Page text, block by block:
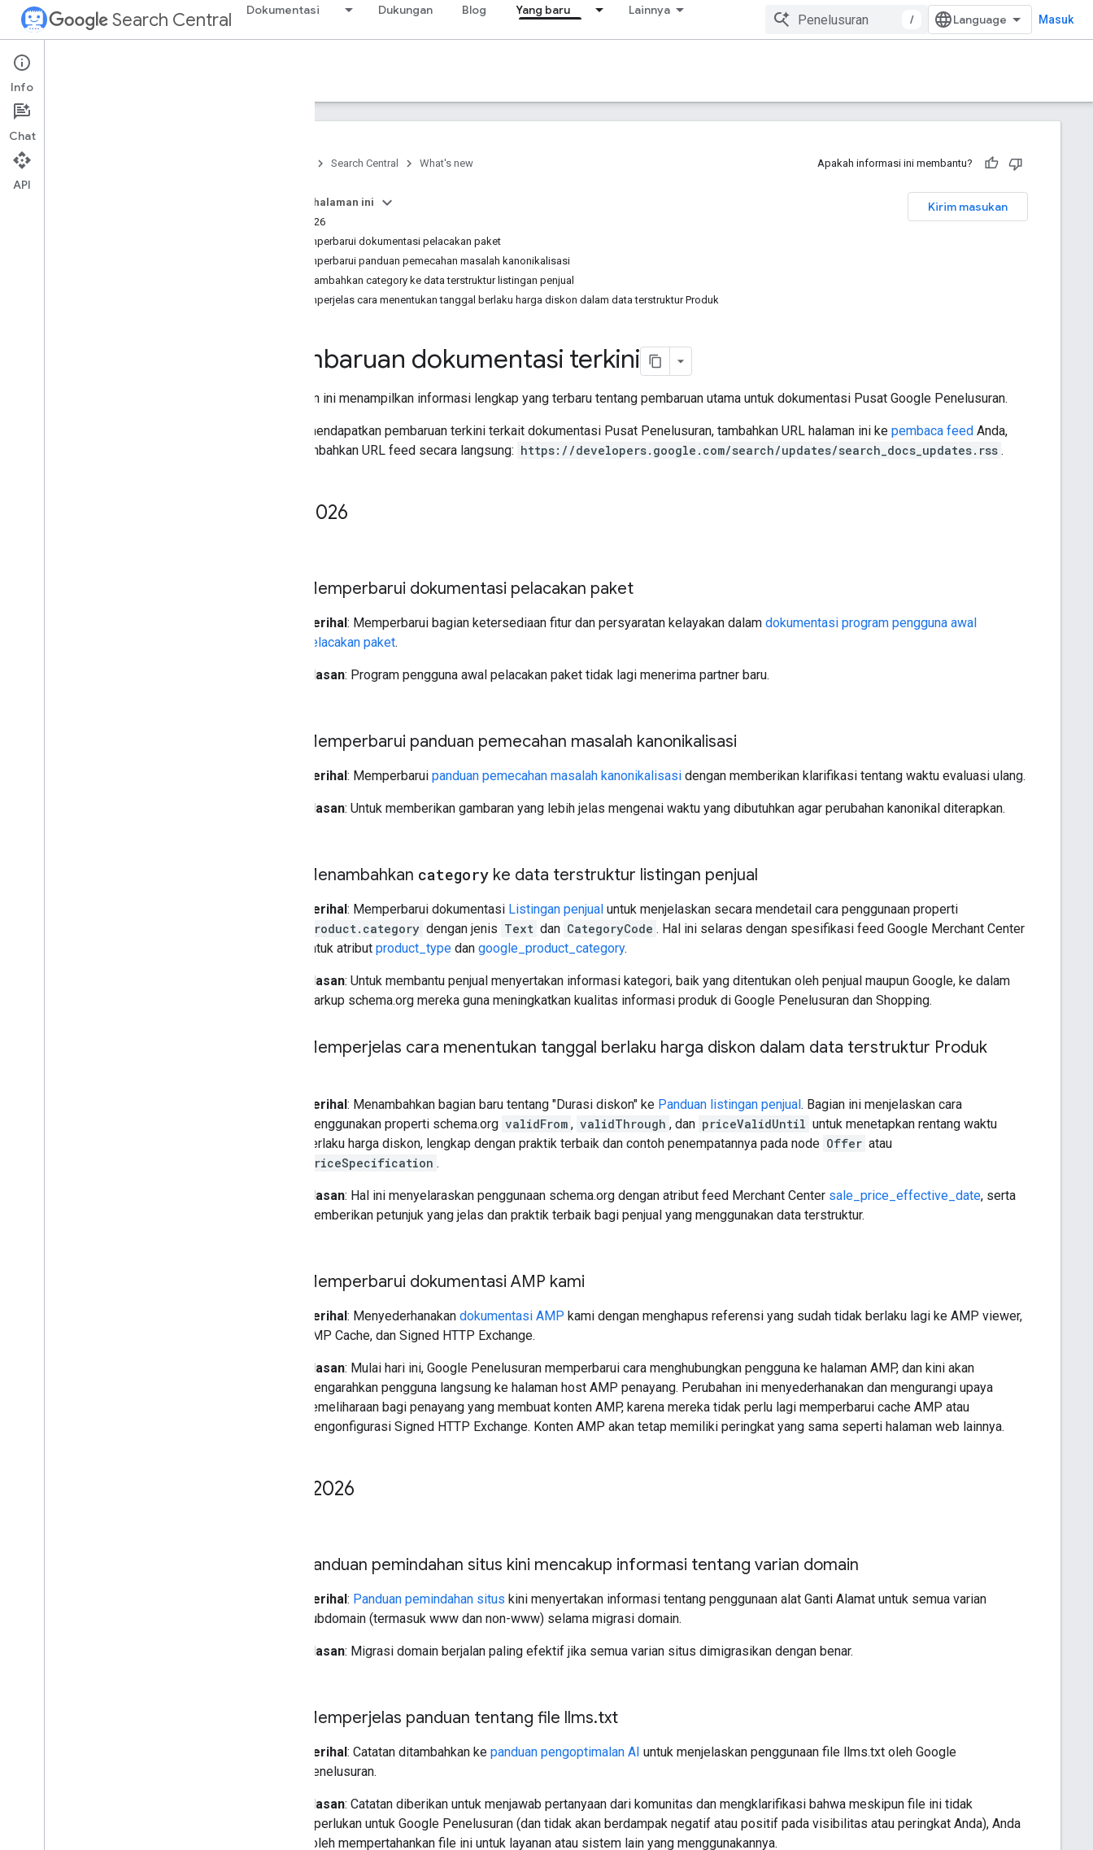
Search Central Dokumentasi Dukungan Blog Yang baru Lainnya
/ Masuk
What's new
Video You
Episode podcast terbaru
Search Central What's new Apakah informasi ini membantu?
Kirim masukan
Pada halaman ini
Juli 2026
Memperbarui dokumentasi pelacakan paket
Memperbarui panduan pemecahan masalah kanonikalisasi
Menambahkan category ke data terstruktur listingan penjual
Memperjelas cara menentukan tanggal berlaku harga diskon dalam data terstruktur Produk
Pembaruan dokumentasi terkini
Halaman ini menampilkan informasi lengkap yang terbaru tentang pembaruan utama untuk dokumentasi Pusat Google Penelusuran.
Untuk mendapatkan pembaruan terkini terkait dokumentasi Pusat Penelusuran, tambahkan URL halaman ini ke pembaca feed Anda,
atau tambahkan URL feed secara langsung: https://developers.google.com/search/updates/search_docs_updates.rss .
Juli 2026
Memperbarui dokumentasi pelacakan paket
Perihal: Memperbarui bagian ketersediaan fitur dan persyaratan kelayakan dalam dokumentasi program pengguna awal
pelacakan paket.
Alasan: Program pengguna awal pelacakan paket tidak lagi menerima partner baru.
Memperbarui panduan pemecahan masalah kanonikalisasi
Perihal: Memperbarui panduan pemecahan masalah kanonikalisasi dengan memberikan klarifikasi tentang waktu evaluasi ulang.
Alasan: Untuk memberikan gambaran yang lebih jelas mengenai waktu yang dibutuhkan agar perubahan kanonikal diterapkan.
Menambahkan category ke data terstruktur listingan penjual
Perihal: Memperbarui dokumentasi Listingan penjual untuk menjelaskan secara mendetail cara penggunaan properti
Product.category dengan jenis Text dan CategoryCode . Hal ini selaras dengan spesifikasi feed Google Merchant Center
untuk atribut product_type dan google_product_category.
Alasan: Untuk membantu penjual menyertakan informasi kategori, baik yang ditentukan oleh penjual maupun Google, ke dalam
markup schema.org mereka guna meningkatkan kualitas informasi produk di Google Penelusuran dan Shopping.
Memperjelas cara menentukan tanggal berlaku harga diskon dalam data terstruktur Produk
Perihal: Menambahkan bagian baru tentang "Durasi diskon" ke Panduan listingan penjual. Bagian ini menjelaskan cara
menggunakan properti schema.org validFrom , validThrough , dan priceValidUntil untuk menetapkan rentang waktu
berlaku harga diskon, lengkap dengan praktik terbaik dan contoh penempatannya pada node Offer atau
PriceSpecification .
Alasan: Hal ini menyelaraskan penggunaan schema.org dengan atribut feed Merchant Center sale_price_effective_date, serta
memberikan petunjuk yang jelas dan praktik terbaik bagi penjual yang menggunakan data terstruktur.
Memperbarui dokumentasi AMP kami
Perihal: Menyederhanakan dokumentasi AMP kami dengan menghapus referensi yang sudah tidak berlaku lagi ke AMP viewer,
AMP Cache, dan Signed HTTP Exchange.
Alasan: Mulai hari ini, Google Penelusuran memperbarui cara menghubungkan pengguna ke halaman AMP, dan kini akan
mengarahkan pengguna langsung ke halaman host AMP penayang. Perubahan ini menyederhanakan dan mengurangi upaya
pemeliharaan bagi penayang yang membuat konten AMP, karena mereka tidak perlu lagi memperbarui cache AMP atau
mengonfigurasi Signed HTTP Exchange. Konten AMP akan tetap memiliki peringkat yang sama seperti halaman web lainnya.
Juni 2026
Panduan pemindahan situs kini mencakup informasi tentang varian domain
Perihal: Panduan pemindahan situs kini menyertakan informasi tentang penggunaan alat Ganti Alamat untuk semua varian
subdomain (termasuk www dan non-www) selama migrasi domain.
Alasan: Migrasi domain berjalan paling efektif jika semua varian situs dimigrasikan dengan benar.
Memperjelas panduan tentang file llms.txt
Perihal: Catatan ditambahkan ke panduan pengoptimalan AI untuk menjelaskan penggunaan file llms.txt oleh Google
Penelusuran.
Alasan: Catatan diberikan untuk menjawab pertanyaan dari komunitas dan mengklarifikasi bahwa meskipun file ini tidak
diperlukan untuk Google Penelusuran (dan tidak akan berdampak negatif atau positif pada visibilitas atau peringkat Anda), Anda
boleh mempertahankan file ini untuk layanan atau sistem lain yang menggunakannya.
Info
Chat
API